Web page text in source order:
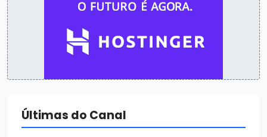
Últimas do Canal